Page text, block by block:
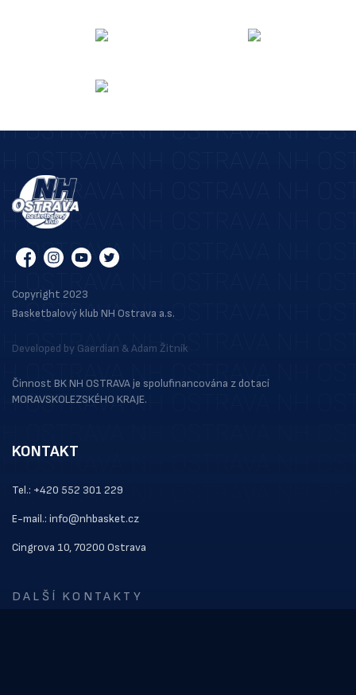
Copyright 2023
Basketbalový klub NH Ostrava a.s.
Developed by Gaerdian &Adam Žitník
Činnost BK NH OSTRAVA je spolufinancována z dotací
MORAVSKOLEZSKÉHO KRAJE.
KONTAKT
Tel.: +420 552 301 229
E-mail.: info@nhbasket.cz
Cingrova 10, 70200 Ostrava
DALŠÍ KONTAKTY